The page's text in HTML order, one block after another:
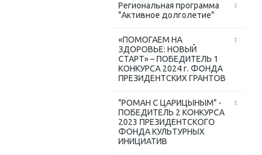
Региональная программа
"Активное долголетие"
«ПОМОГАЕМ НА
ЗДОРОВЬЕ: НОВЫЙ
СТАРТ» – ПОБЕДИТЕЛЬ 1
КОНКУРСА 2024 г. ФОНДА
ПРЕЗИДЕНТСКИХ ГРАНТОВ
"РОМАН С ЦАРИЦЫНЫМ" -
ПОБЕДИТЕЛЬ 2 КОНКУРСА
2023 ПРЕЗИДЕНТСКОГО
ФОНДА КУЛЬТУРНЫХ
ИНИЦИАТИВ